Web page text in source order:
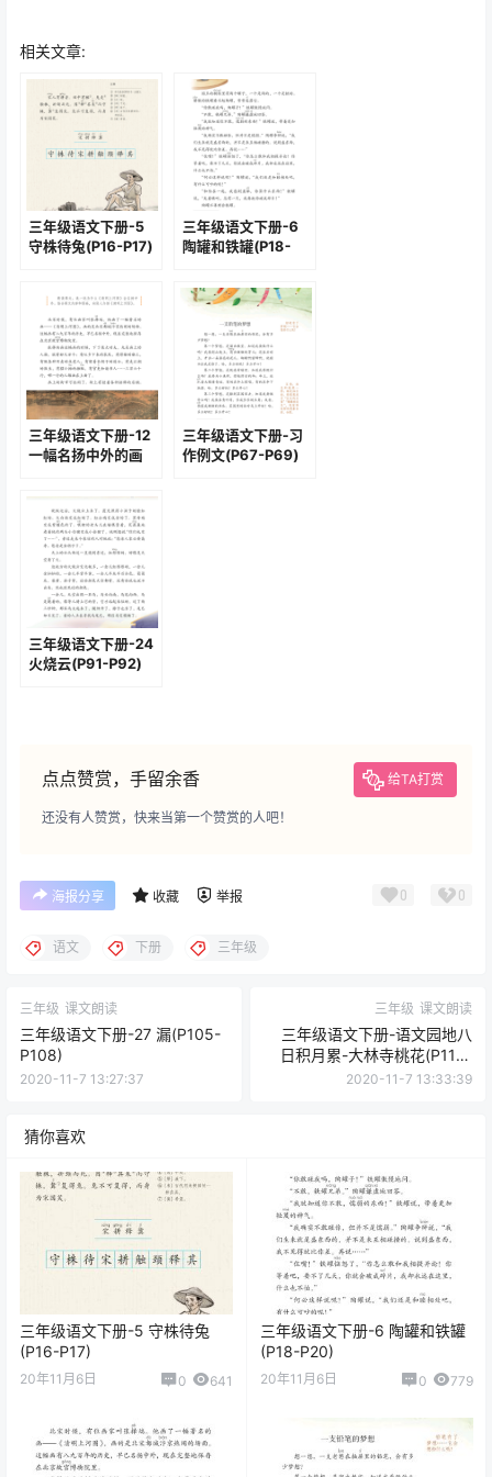
相关文章:
三年级语文下册-5
守株待兔(P16-P17)
三年级语文下册-6
陶罐和铁罐(P18-
三年级语文下册-12
一幅名扬中外的画
三年级语文下册-习
作例文(P67-P69)
三年级语文下册-24
火烧云(P91-P92)
点点赞赏，手留余香 给TA打赏
还没有人赞赏，快来当第一个赞赏的人吧！
海报分享 收藏 举报 0 0
语文 下册 三年级
三年级 课文朗读
三年级语文下册-27 漏(P105-
P108)
2020-11-7 13:27:37
三年级 课文朗读
三年级语文下册-语文园地八
日积月累-大林寺桃花(P114-
P115)
2020-11-7 13:33:39
猜你喜欢
三年级语文下册-5 守株待兔
(P16-P17)
20年11月6日 0 641
三年级语文下册-6 陶罐和铁罐
(P18-P20)
20年11月6日 0 779